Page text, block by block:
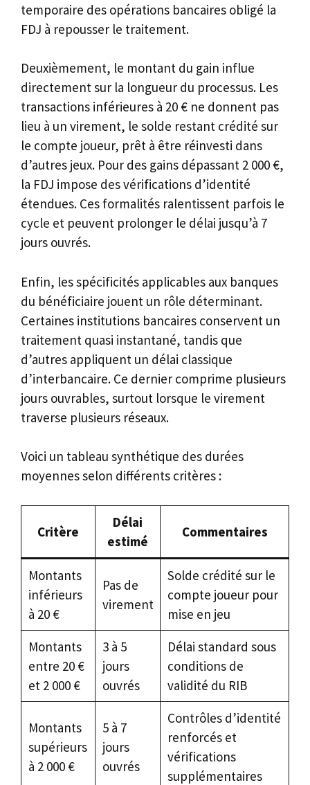
temporaire des opérations bancaires obligé la
FDJ à repousser le traitement.
Deuxièmement, le montant du gain influe
directement sur la longueur du processus. Les
transactions inférieures à 20 € ne donnent pas
lieu à un virement, le solde restant crédité sur
le compte joueur, prêt à être réinvesti dans
d’autres jeux. Pour des gains dépassant 2 000 €,
la FDJ impose des vérifications d’identité
étendues. Ces formalités ralentissent parfois le
cycle et peuvent prolonger le délai jusqu’à 7
jours ouvrés.
Enfin, les spécificités applicables aux banques
du bénéficiaire jouent un rôle déterminant.
Certaines institutions bancaires conservent un
traitement quasi instantané, tandis que
d’autres appliquent un délai classique
d’interbancaire. Ce dernier comprime plusieurs
jours ouvrables, surtout lorsque le virement
traverse plusieurs réseaux.
Voici un tableau synthétique des durées
moyennes selon différents critères :
Critère
Délai
estimé
Commentaires
Montants
inférieurs
à 20 €
Pas de
virement
Solde crédité sur le
compte joueur pour
mise en jeu
Montants
entre 20 €
et 2 000 €
3 à 5
jours
ouvrés
Délai standard sous
conditions de
validité du RIB
Montants
supérieurs
à 2 000 €
5 à 7
jours
ouvrés
Contrôles d’identité
renforcés et
vérifications
supplémentaires